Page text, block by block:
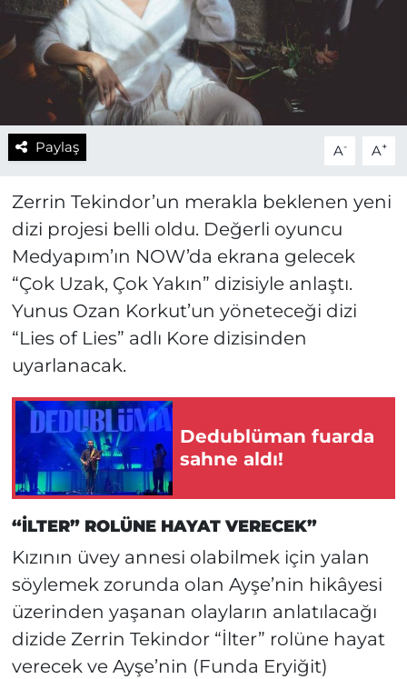
Paylaş A- A+
Zerrin Tekindor’un merakla beklenen yeni
dizi projesi belli oldu. Değerli oyuncu
Medyapım’ın NOW’da ekrana gelecek
“Çok Uzak, Çok Yakın” dizisiyle anlaştı.
Yunus Ozan Korkut’un yöneteceği dizi
“Lies of Lies” adlı Kore dizisinden
uyarlanacak.
Dedublüman fuarda
sahne aldı!
“İLTER” ROLÜNE HAYAT VERECEK”
Kızının üvey annesi olabilmek için yalan
söylemek zorunda olan Ayşe’nin hikâyesi
üzerinden yaşanan olayların anlatılacağı
dizide Zerrin Tekindor “İlter” rolüne hayat
verecek ve Ayşe’nin (Funda Eryiğit)